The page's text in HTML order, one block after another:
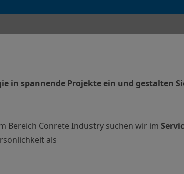
Vergussmörtel
in spannende Projekte ein und gestalten
Bereich Conrete Industry suchen wir im
als